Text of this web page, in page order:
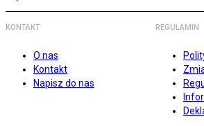
KONTAKT
O nas
Kontakt
Napisz do nas
REGULAMIN